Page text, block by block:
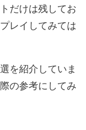
だけは残してお
レイしてみては
を紹介していま
の参考にしてみ